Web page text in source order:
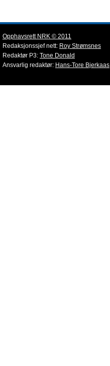
Opphavsrett NRK © 2011
Redaksjonssjef nett: Roy Strømsnes
Redaktør P3: Tone Donald
Ansvarlig redaktør: Hans-Tore Bjerkaas